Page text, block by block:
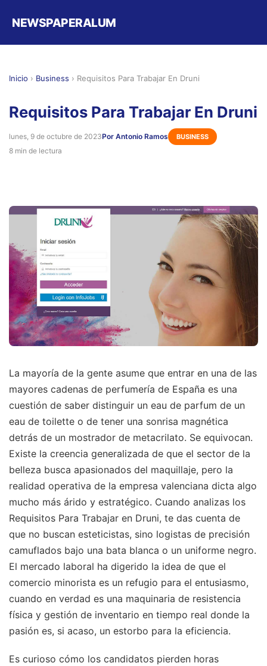
NEWSPAPERALUM
Inicio › Business › Requisitos Para Trabajar En Druni
Requisitos Para Trabajar En Druni
lunes, 9 de octubre de 2023Por Antonio Ramos BUSINESS
8 min de lectura
La mayoría de la gente asume que entrar en una de las
mayores cadenas de perfumería de España es una
cuestión de saber distinguir un eau de parfum de un
eau de toilette o de tener una sonrisa magnética
detrás de un mostrador de metacrilato. Se equivocan.
Existe la creencia generalizada de que el sector de la
belleza busca apasionados del maquillaje, pero la
realidad operativa de la empresa valenciana dicta algo
mucho más árido y estratégico. Cuando analizas los
Requisitos Para Trabajar en Druni, te das cuenta de
que no buscan esteticistas, sino logistas de precisión
camuflados bajo una bata blanca o un uniforme negro.
El mercado laboral ha digerido la idea de que el
comercio minorista es un refugio para el entusiasmo,
cuando en verdad es una maquinaria de resistencia
física y gestión de inventario en tiempo real donde la
pasión es, si acaso, un estorbo para la eficiencia.
Es curioso cómo los candidatos pierden horas